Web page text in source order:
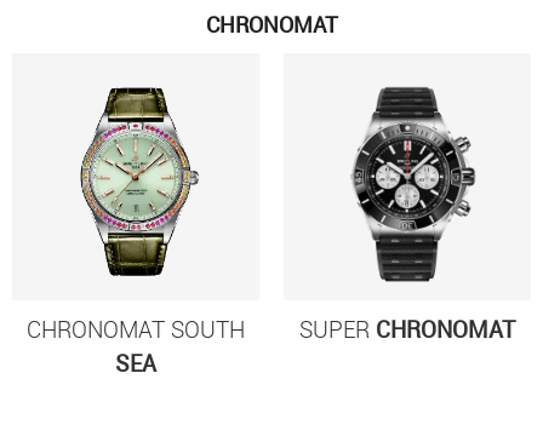
CHRONOMAT
CHRONOMAT SOUTH
SEA
SUPER CHRONOMAT